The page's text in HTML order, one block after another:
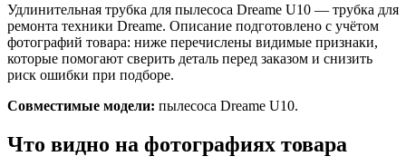
Удлинительная трубка для пылесоса Dreame U10 — трубка для
ремонта техники Dreame. Описание подготовлено с учётом
фотографий товара: ниже перечислены видимые признаки,
которые помогают сверить деталь перед заказом и снизить
риск ошибки при подборе.
Совместимые модели: пылесоса Dreame U10.
Что видно на фотографиях товара